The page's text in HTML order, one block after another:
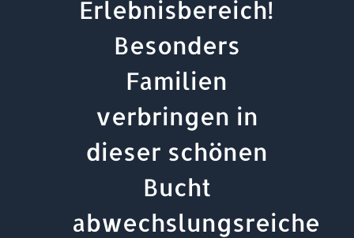
Erlebnisbereich!
Besonders
Familien
verbringen in
dieser schönen
Bucht
abwechslungsreiche